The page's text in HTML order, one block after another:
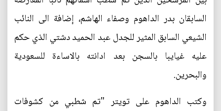
السابقان بدر الداهوم وصفاء الهاشم، إضافة الى النائب
الشيعي السابق المثير للجدل عبد الحميد دشتي الذي حكم
عليه غيايبا بالسجن بعد ادانته بالاساءة للسعودية
والبحرين.
وكتب الداهوم على تويتر "تم شطبي من كشوفات